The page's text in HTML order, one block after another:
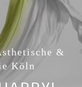
&
Köln